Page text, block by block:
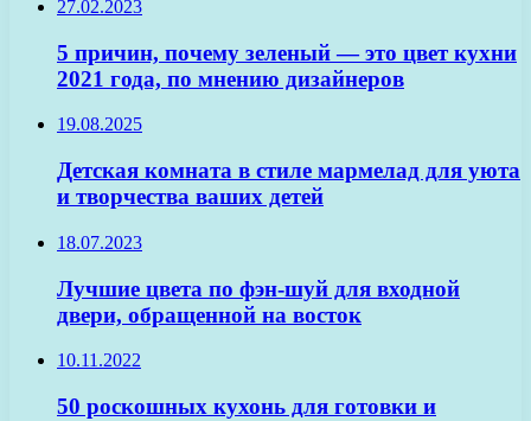
27.02.2023
5 причин, почему зеленый — это цвет кухни
2021 года, по мнению дизайнеров
19.08.2025
Детская комната в стиле мармелад для уюта
и творчества ваших детей
18.07.2023
Лучшие цвета по фэн-шуй для входной
двери, обращенной на восток
10.11.2022
50 роскошных кухонь для готовки и